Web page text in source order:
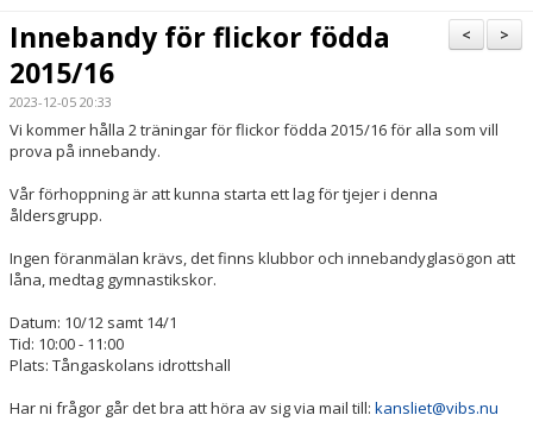
BILDGALLERI
DOKUMENT
VÅRA LAG/TRÄNARE
MATCHER
>
<
Innebandy för flickor födda
2015/16
2023-12-05 20:33
Vi kommer hålla 2 träningar för flickor födda 2015/16 för alla som vill
prova på innebandy.
Vår förhoppning är att kunna starta ett lag för tjejer i denna
åldersgrupp.
Ingen föranmälan krävs, det finns klubbor och innebandyglasögon att
låna, medtag gymnastikskor.
Datum: 10/12 samt 14/1
Tid: 10:00 - 11:00
Plats: Tångaskolans idrottshall
Har ni frågor går det bra att höra av sig via mail till: kansliet@vibs.nu